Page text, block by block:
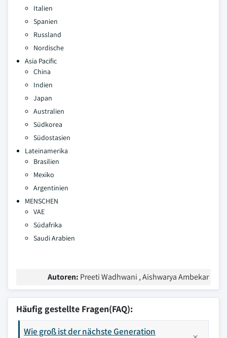
Italien
Spanien
Russland
Nordische
Asia Pacific
China
Indien
Japan
Australien
Südkorea
Südostasien
Lateinamerika
Brasilien
Mexiko
Argentinien
MENSCHEN
VAE
Südafrika
Saudi Arabien
Autoren: Preeti Wadhwani , Aishwarya Ambekar
Häufig gestellte Fragen(FAQ):
Wie groß ist der nächste Generation